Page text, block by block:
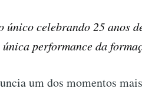
único celebrando 25 anos
performance da
um dos momentos